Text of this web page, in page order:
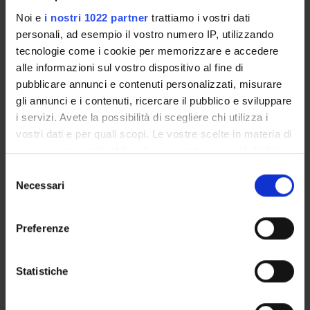
Noi e i nostri 1022 partner trattiamo i vostri dati
personali, ad esempio il vostro numero IP, utilizzando
tecnologie come i cookie per memorizzare e accedere
alle informazioni sul vostro dispositivo al fine di
pubblicare annunci e contenuti personalizzati, misurare
gli annunci e i contenuti, ricercare il pubblico e sviluppare
i servizi. Avete la possibilità di scegliere chi utilizza i
vostri dati e per quali scopi. Le vostre scelte in materia di
privacy sono applicabili solo su questa proprietà digitale
modificare o revocare il proprio consenso in qualsiasi
momento dalla Dichiarazione sui cookie o facendo clic
raccogliere informazioni sulla tua posizione
geografica, con un'approssimazione di qualche
delNecessari
Preferenze
Statistiche
PROJECT PARTICIPANTS
Carlo Capelli
COLLABORATORI ESTERNI
SECTIONS